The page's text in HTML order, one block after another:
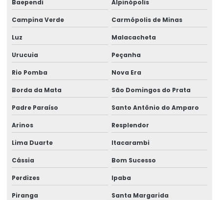
Baependi Alpinópolis
Campina Verde Carmópolis de Minas
Luz Malacacheta
Urucuia Peçanha
Rio Pomba Nova Era
Borda da Mata São Domingos do Prata
Padre Paraíso Santo Antônio do Amparo
Arinos Resplendor
Lima Duarte Itacarambi
Cássia Bom Sucesso
Perdizes Ipaba
Piranga Santa Margarida